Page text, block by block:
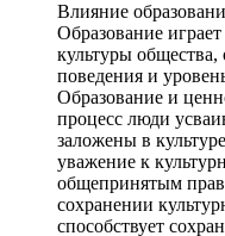
Влияние
Образование
культуры
поведения и
Образование и
процесс люди
заложены в
уважение к
общепринятым
сохранении
способствует